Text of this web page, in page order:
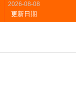
2026-08-08
更新日期